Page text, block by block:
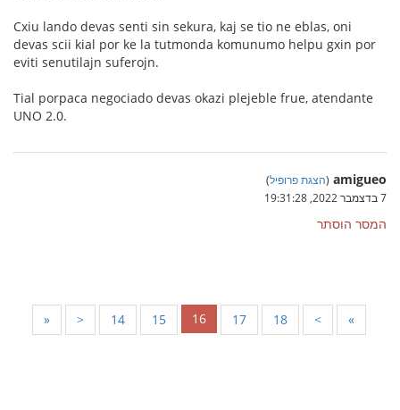
Cxiu lando devas senti sin sekura, kaj se tio ne eblas, oni
devas scii kial por ke la tutmonda komunumo helpu gxin por
eviti senutilajn suferojn.
Tial porpaca negociado devas okazi plejeble frue, atendante
UNO 2.0.
amigueo
(הצגת פרופיל)
7 בדצמבר 2022, 19:31:28
המסר הוסתר
« < 14 15 16 17 18 > »